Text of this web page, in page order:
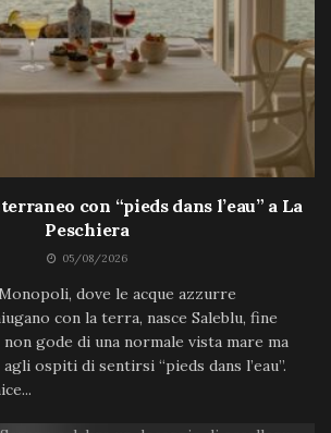
con “pieds dans l’eau” a La
Peschiera
05/08/2026
dove le acque azzurre
con la terra, nasce Saleblu, fine
gode di una normale vista mare ma
ospiti di sentirsi “pieds dans l’eau”.